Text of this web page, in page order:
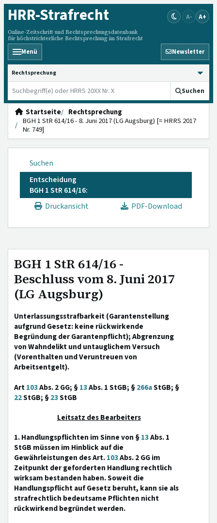
HRR-Strafrecht
Online-Zeitschrift und Rechtsprechungsdatenbank
für höchstrichterliche Rechtsprechung im Strafrecht
A- A+
Menü Newsletter
HRRS durchsuchen
Suchen
Startseite
Rechtsprechung
BGH 1 StR 614/16 - 8. Juni 2017 (LG Augsburg) [= HRRS 2017
Nr. 749]
Suchen
Entscheidung
BGH 1 StR 614/16:
Druckansicht
PDF-Download
BGH 1 StR 614/16 -
Beschluss vom 8. Juni 2017
(LG Augsburg)
Unterlassungsstrafbarkeit (Garantenstellung
aufgrund Gesetz: keine rückwirkende
Begründung der Garantenpflicht); Abgrenzung
von Wahndelikt und untauglichem Versuch
(Vorenthalten und Veruntreuen von
Arbeitsentgelt).
Art103Abs. 2 GG; §13Abs. 1 StGB; §266aStGB; §
22StGB; §23StGB
Leitsatz des Bearbeiters
1. Handlungspflichten im Sinne von §13Abs. 1
StGB müssen im Hinblick auf die
Gewährleistungen des Art.103Abs. 2 GG im
Zeitpunkt der geforderten Handlung rechtlich
wirksam bestanden haben. Soweit die
Handlungspflicht auf Gesetz beruht, kann sie als
strafrechtlich bedeutsame Pflichten nicht
rückwirkend begründet werden.